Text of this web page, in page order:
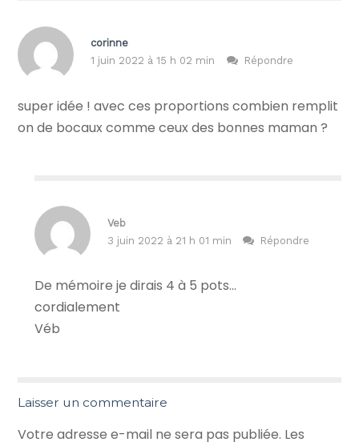
corinne
1 juin 2022 à 15 h 02 min
Répondre
super idée ! avec ces proportions combien remplit
on de bocaux comme ceux des bonnes maman ?
Veb
3 juin 2022 à 21 h 01 min
Répondre
De mémoire je dirais 4 à 5 pots…
cordialement
Véb
Laisser un commentaire
Votre adresse e-mail ne sera pas publiée. Les